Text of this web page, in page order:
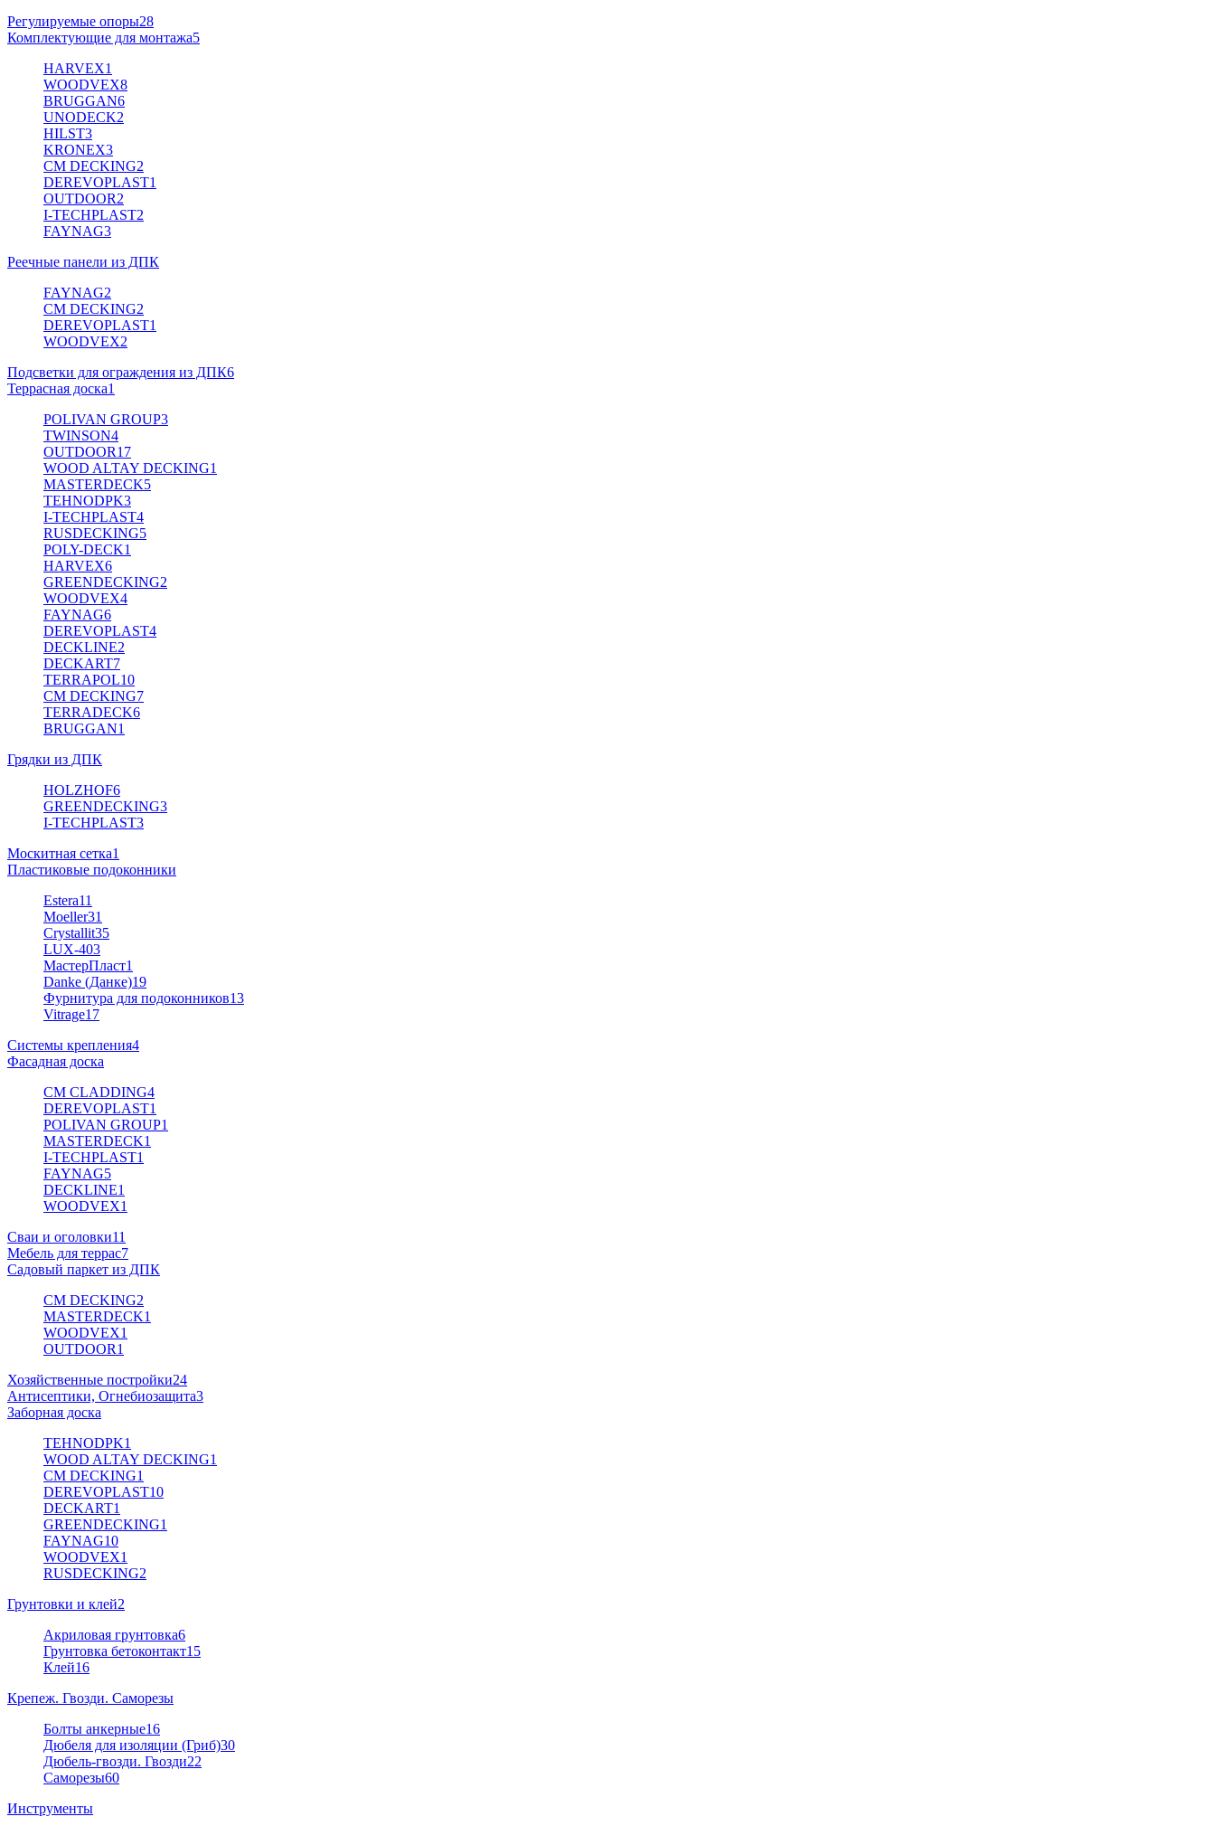
Регулируемые опоры28
Комплектующие для монтажа5
HARVEX1
WOODVEX8
BRUGGAN6
UNODECK2
HILST3
KRONEX3
CM DECKING2
DEREVOPLAST1
OUTDOOR2
I-TECHPLAST2
FAYNAG3
Реечные панели из ДПК
FAYNAG2
CM DECKING2
DEREVOPLAST1
WOODVEX2
Подсветки для ограждения из ДПК6
Террасная доска1
POLIVAN GROUP3
TWINSON4
OUTDOOR17
WOOD ALTAY DECKING1
MASTERDECK5
TEHNODPK3
I-TECHPLAST4
RUSDECKING5
POLY-DECK1
HARVEX6
GREENDECKING2
WOODVEX4
FAYNAG6
DEREVOPLAST4
DECKLINE2
DECKART7
TERRAPOL10
CM DECKING7
TERRADECK6
BRUGGAN1
Грядки из ДПК
HOLZHOF6
GREENDECKING3
I-TECHPLAST3
Москитная сетка1
Пластиковые подоконники
Estera11
Moeller31
Crystallit35
LUX-403
МастерПласт1
Danke (Данке)19
Фурнитура для подоконников13
Vitrage17
Системы крепления4
Фасадная доска
CM CLADDING4
DEREVOPLAST1
POLIVAN GROUP1
MASTERDECK1
I-TECHPLAST1
FAYNAG5
DECKLINE1
WOODVEX1
Сваи и оголовки11
Мебель для террас7
Садовый паркет из ДПК
CM DECKING2
MASTERDECK1
WOODVEX1
OUTDOOR1
Хозяйственные постройки24
Антисептики, Огнебиозащита3
Заборная доска
TEHNODPK1
WOOD ALTAY DECKING1
CM DECKING1
DEREVOPLAST10
DECKART1
GREENDECKING1
FAYNAG10
WOODVEX1
RUSDECKING2
Грунтовки и клей2
Акриловая грунтовка6
Грунтовка бетоконтакт15
Клей16
Крепеж. Гвозди. Саморезы
Болты анкерные16
Дюбеля для изоляции (Гриб)30
Дюбель-гвозди. Гвозди22
Саморезы60
Инструменты